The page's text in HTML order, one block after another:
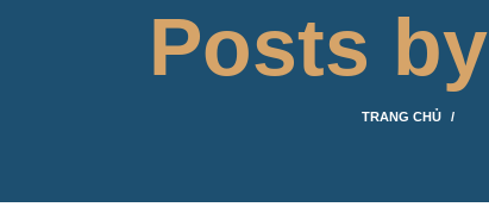
Posts by
TRANG CHỦ